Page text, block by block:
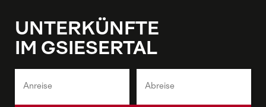
UNTERKÜNFTE
IM GSIESERTAL